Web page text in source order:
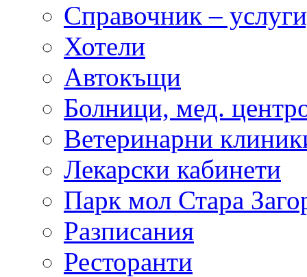
Справочник –
Хотели
Автокъщи
Болници, мед.
Ветеринарни
Лекарски кабинети
Парк мол Стара
Разписания
Ресторанти